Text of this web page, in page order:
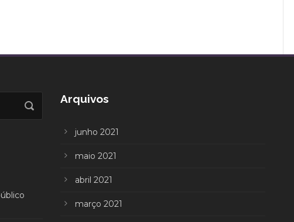
Arquivos
junho 2021
maio 2021
abril 2021
março 2021